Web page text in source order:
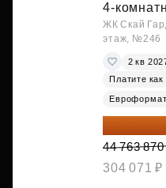
4-
ЖК Скай
этаж, №246
2 кв
Платите как
Евроформат
35 363
44 763
304 071 ₽